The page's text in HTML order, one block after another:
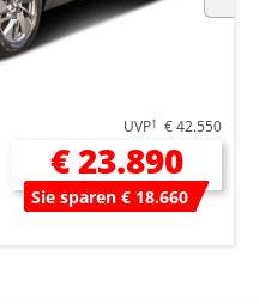
UVP1 € 42.550
€ 23.890
Sie sparen € 18.660